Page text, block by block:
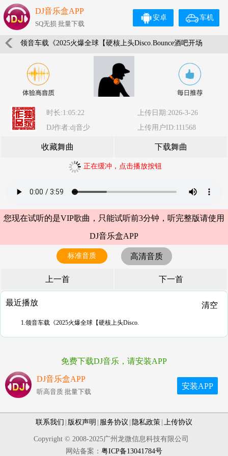
DJ音乐盒APP
SQ无损 批量下载
车机
安卓
领音车载《2025火爆全球【硬核上头Disco.Bounce酒吧开场
NO.6】劲爆电音》(Dj音少Mix)
时长:1:05:22
上传日期:2026-3-26
DJ作者:dj音少
上传用户ID:111568
收藏舞曲 下载舞曲
正在缓冲，点击播放按钮
您现在试听的是VIP歌曲，只能试听前3分钟，听完整版请使用
DJ音乐盒APP
标准音质 高清音质
上一首 下一首
最近播放 清空
1.领音车载《2025火爆全球【硬核上头Disco.
免费下载DJ音乐，请安装APP
DJ音乐盒APP
听高音质 批量下载
安装APP
联系我们 版权声明 服务协议 隐私政策 上传协议
Copyright © 2008-2025广州龙微信息科技有限公司
网站备案： 粤ICP备13041784号